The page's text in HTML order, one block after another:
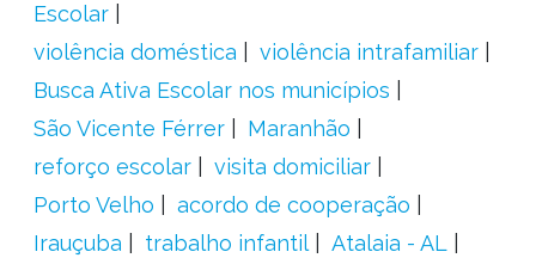
Escolar
violência doméstica
violência intrafamiliar
Busca Ativa Escolar nos municípios
São Vicente Férrer
Maranhão
reforço escolar
visita domiciliar
Porto Velho
acordo de cooperação
Irauçuba
trabalho infantil
Atalaia - AL